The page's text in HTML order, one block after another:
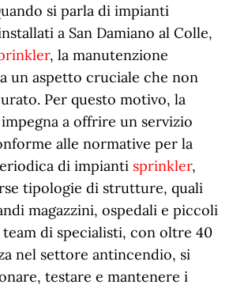
si parla di impianti
a San Damiano al Colle,
, la manutenzione
un aspetto cruciale che non
Per questo motivo, la
a offrire un servizio
alle normative per la
di impianti sprinkler,
tipologie di strutture, quali
magazzini, ospedali e piccoli
di specialisti, con oltre 40
nel settore antincendio, si
testare e mantenere i